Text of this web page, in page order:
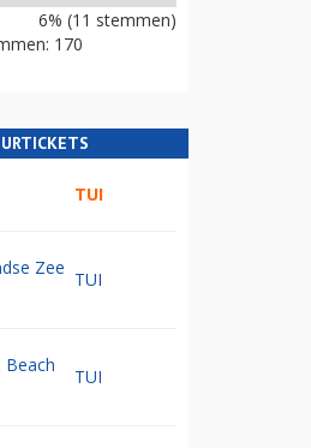
6% (11 stemmen)
170
TUI
Zee
TUI
Beach
TUI